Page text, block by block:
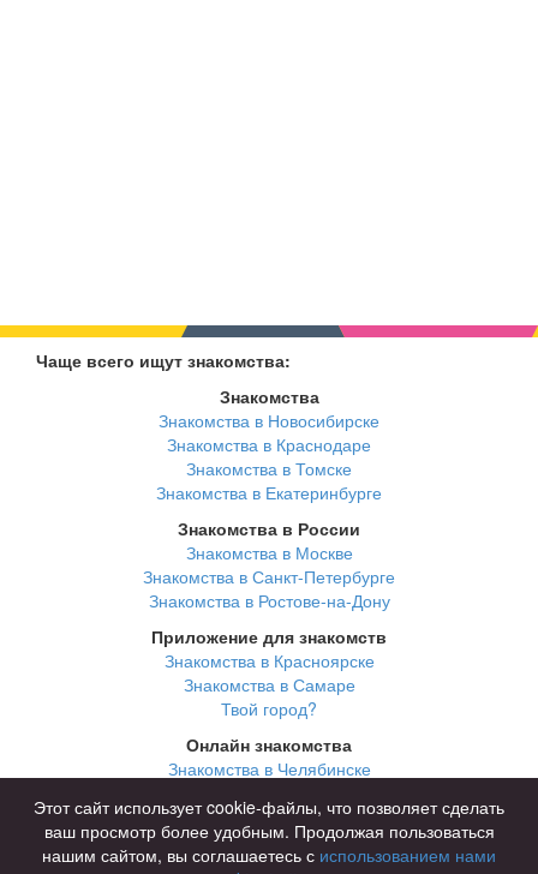
Чаще всего ищут знакомства:
Знакомства
Знакомства в Новосибирске
Знакомства в Краснодаре
Знакомства в Томске
Знакомства в Екатеринбурге
Знакомства в России
Знакомства в Москве
Знакомства в Санкт-Петербурге
Знакомства в Ростове-на-Дону
Приложение для знакомств
Знакомства в Красноярске
Знакомства в Самаре
Твой город?
Онлайн знакомства
Знакомства в Челябинске
Знакомства в Нижнем Новгороде
Этот сайт использует cookie-файлы, что позволяет сделать
ваш просмотр более удобным. Продолжая пользоваться
нашим сайтом, вы соглашаетесь с использованием нами